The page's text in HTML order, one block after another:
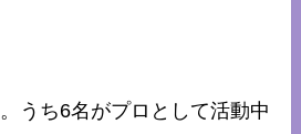
うち6名がプロとして活動中